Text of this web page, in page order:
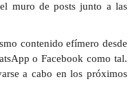
muro de posts junto a las
contenido efímero desde
o Facebook como tal.
a cabo en los próximos